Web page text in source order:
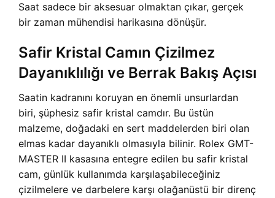
Saat sadece bir aksesuar olmaktan çıkar, gerçek
bir zaman mühendisi harikasına dönüşür.
Safir Kristal Camın Çizilmez
Dayanıklılığı ve Berrak Bakış Açısı
Saatin kadranını koruyan en önemli unsurlardan
biri, şüphesiz safir kristal camdır. Bu üstün
malzeme, doğadaki en sert maddelerden biri olan
elmas kadar dayanıklı olmasıyla bilinir. Rolex GMT-
MASTER II kasasına entegre edilen bu safir kristal
cam, günlük kullanımda karşılaşabileceğiniz
çizilmelere ve darbelere karşı olağanüstü bir direnç